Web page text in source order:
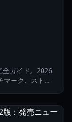
ガイド。2026
ーク、ストー